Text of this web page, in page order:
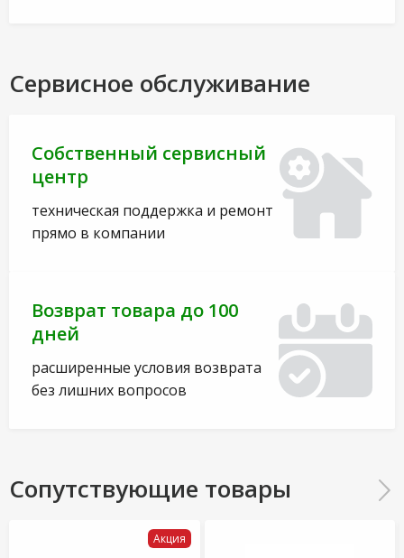
Сервисное обслуживание
Собственный сервисный
центр
техническая поддержка и ремонт
прямо в компании
Возврат товара до 100
дней
расширенные условия возврата
без лишних вопросов
Сопутствующие товары
Акция